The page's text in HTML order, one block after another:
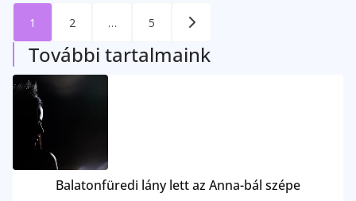
Bejegyzések
lapozása
1 2 … 5
További tartalmaink
Balatonfüredi lány lett az Anna-bál szépe